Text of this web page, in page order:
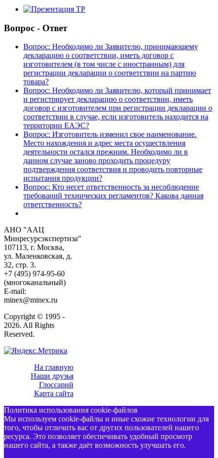
Вопрос - Ответ
Вопрос: Необходимо ли Заявителю, принимающему
декларацию о соответствии, иметь договор с
изготовителем (в том числе с иностранным) для
регистрации декларации о соответствии на партию
товара?
Вопрос: Необходимо ли Заявителю, который принимает
и регистрирует декларацию о соответствии, иметь
договор с изготовителем при регистрации декларации о
соответствии в случае, если изготовитель находится на
территории ЕАЭС?
Вопрос: Изготовитель изменил свое наименование.
Место нахождения и адрес места осуществления
деятельности остался прежним. Необходимо ли в
данном случае заново проходить процедуру
подтверждения соответствия и проводить повторные
испытания продукции?
Вопрос: Кто несет ответственность за несоблюдение
требований технических регламентов? Какова данная
ответственность?
АНО "ААЦ
Минресурсэкспертиза"
107113, г. Москва,
ул. Маленковская, д.
32, стр. 3.
+7 (495) 974-95-60
(многоканальный)
E-mail:
minex@minex.ru
Copyright © 1995 -
2026. All Rights
Reserved.
На главную
Наши друзья
Глоссарий
Карта сайта
Политика использования cookie-файлов
Мы используем cookie-файлы и иные схожие технологии для
того, чтобы отличить вас от других пользователей нашего
ресурса. Это позволяет обеспечивать удобный просмотр
нашего сайта, а также даёт возможность улучшать его.